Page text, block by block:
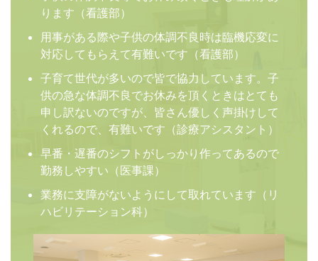
ります（看護部）
用事がある際や子供の体調不良時は臨機応変に
対応してもらえて有難いです（看護部）
子育て世代が多いので皆で協力しています。子
供の急な体調不良でお休みを頂くときはとても
申し訳ないのですが、皆さん優しく声掛けして
くれるので、有難いです（診療アシスタント）
早番・遅番のシフトがしっかり作ってあるので
勤務しやすい（医事課）
業務に支障がないようにして取れています（リ
ハビリテーション科）